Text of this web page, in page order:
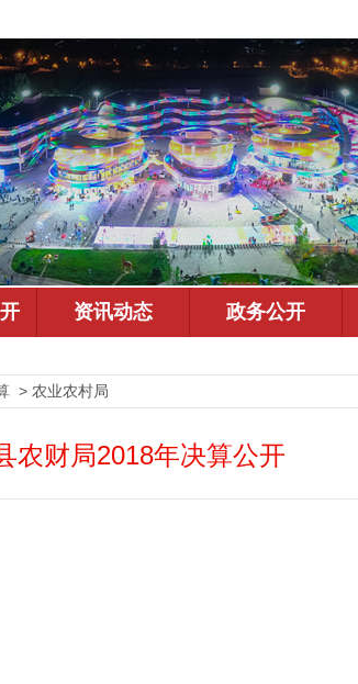
> 农业农村局
农财局2018年决算公开